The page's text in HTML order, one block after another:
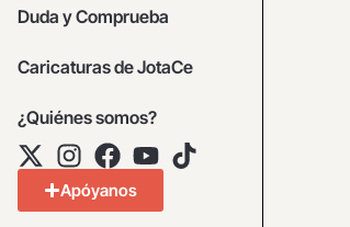
Duda y Comprueba
Caricaturas de JotaCe
¿Quiénes somos?
Apóyanos